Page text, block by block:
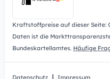
Kraftstoffpreise auf dieser Seite:
Daten ist die
Bundeskartellamtes. Häufige
Datenschutz | Impressum